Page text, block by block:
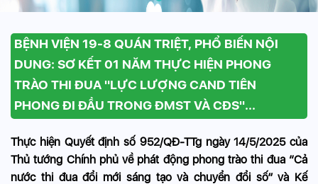
BỆNH VIỆN 19-8 QUÁN TRIỆT, PHỔ BIẾN NỘI
DUNG: SƠ KẾT 01 NĂM THỰC HIỆN PHONG
TRÀO THI ĐUA "LỰC LƯỢNG CAND TIÊN
PHONG ĐI ĐẦU TRONG ĐMST VÀ CĐS"...
Thực hiện Quyết định số 952/QĐ-TTg ngày 14/5/2025 của
Thủ tướng Chính phủ về phát động phong trào thi đua “Cả
nước thi đua đổi mới sáng tạo và chuyển đổi số” và Kế